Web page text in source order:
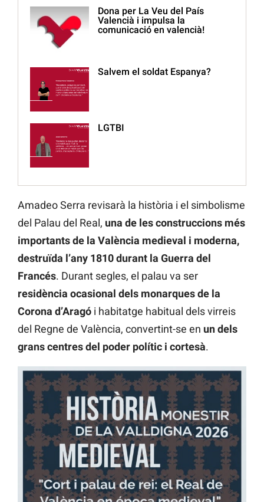
Dona per La Veu del País
Valencià i impulsa la
comunicació en valencià!
Salvem el soldat Espanya?
LGTBI
Amadeo Serra revisarà la història i el simbolisme
del Palau del Real, una de les construccions més
importants de la València medieval i moderna,
destruïda l’any 1810 durant la Guerra del
Francés. Durant segles, el palau va ser
residència ocasional dels monarques de la
Corona d’Aragó i habitatge habitual dels virreis
del Regne de València, convertint-se en un dels
grans centres del poder polític i cortesà.